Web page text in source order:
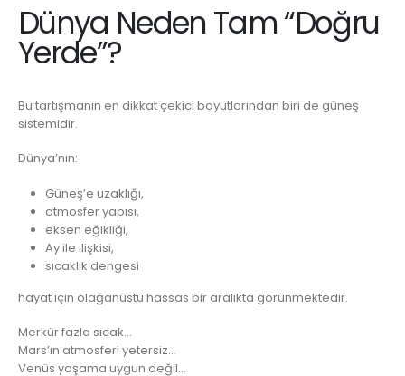
Dünya Neden Tam “Doğru
Yerde”?
Bu tartışmanın en dikkat çekici boyutlarından biri de güneş
sistemidir.
Dünya’nın:
Güneş’e uzaklığı,
atmosfer yapısı,
eksen eğikliği,
Ay ile ilişkisi,
sıcaklık dengesi
hayat için olağanüstü hassas bir aralıkta görünmektedir.
Merkür fazla sıcak…
Mars’ın atmosferi yetersiz…
Venüs yaşama uygun değil…